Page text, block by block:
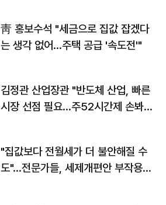
靑 홍보수석 "세금으로 집값 잡겠다
는 생각 없어…주택 공급 '속도전'"
김정관 산업장관 "반도체 산업, 빠른
시장 선점 필요…주52시간제 손봐
"집값보다 전월세가 더 불안해질 수
도"…전문가들, 세제개편안 부작용